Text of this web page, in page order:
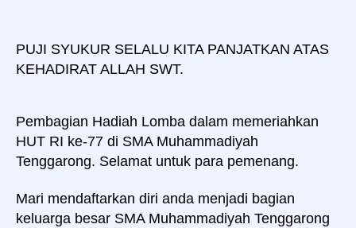
ke-
Muhammadiyah
Tenggarong
PUJI SYUKUR SELALU KITA PANJATKAN ATAS
KEHADIRAT ALLAH SWT.
Pembagian Hadiah Lomba dalam memeriahkan
HUT RI ke-77 di SMA Muhammadiyah
Tenggarong. Selamat untuk para pemenang.
Mari mendaftarkan diri anda menjadi bagian
keluarga besar SMA Muhammadiyah Tenggarong